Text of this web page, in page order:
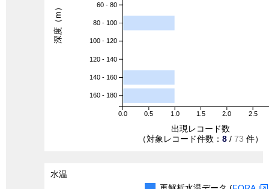
0.0 0.5 1.0 1.5 2.0 2.5
60 - 80
80 - 100
100 - 120
120 - 140
140 - 160
160 - 180
出現レコード数
（対象レコード件数： 8 / 73 件）
深度（m）
水温